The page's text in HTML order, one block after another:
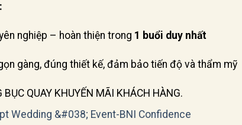
nghiệp – hoàn thiện trong 1 buổi duy nhất
gàng, đúng thiết kế, đảm bảo tiến độ và thẩm mỹ
BỤC QUAY KHUYẾN MÃI KHÁCH HÀNG.
Wedding &#038; Event-BNI Confidence